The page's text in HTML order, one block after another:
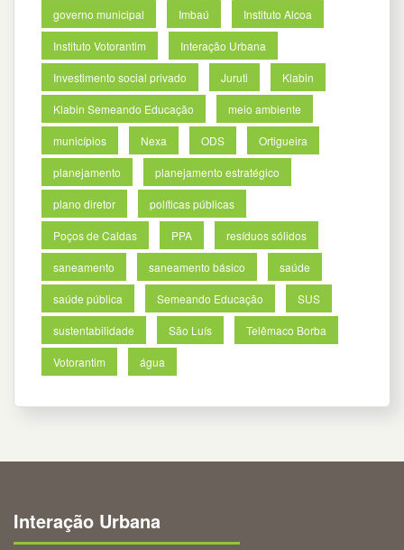
governo municipal Imbaú Instituto Alcoa
Instituto Votorantim Interação Urbana
Investimento social privado Juruti Klabin
Klabin Semeando Educação meio ambiente
municípios Nexa ODS Ortigueira
planejamento planejamento estratégico
plano diretor políticas públicas
Poços de Caldas PPA resíduos sólidos
saneamento saneamento básico saúde
saúde pública Semeando Educação SUS
sustentabilidade São Luís Telêmaco Borba
Votorantim água
Interação Urbana